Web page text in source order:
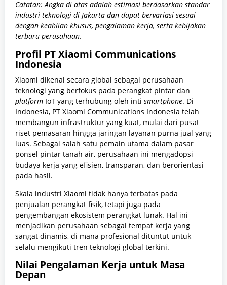
Catatan: Angka di atas adalah estimasi berdasarkan standar
industri teknologi di Jakarta dan dapat bervariasi sesuai
dengan keahlian khusus, pengalaman kerja, serta kebijakan
terbaru perusahaan.
Profil PT Xiaomi Communications
Indonesia
Xiaomi dikenal secara global sebagai perusahaan
teknologi yang berfokus pada perangkat pintar dan
platform IoT yang terhubung oleh inti smartphone. Di
Indonesia, PT Xiaomi Communications Indonesia telah
membangun infrastruktur yang kuat, mulai dari pusat
riset pemasaran hingga jaringan layanan purna jual yang
luas. Sebagai salah satu pemain utama dalam pasar
ponsel pintar tanah air, perusahaan ini mengadopsi
budaya kerja yang efisien, transparan, dan berorientasi
pada hasil.
Skala industri Xiaomi tidak hanya terbatas pada
penjualan perangkat fisik, tetapi juga pada
pengembangan ekosistem perangkat lunak. Hal ini
menjadikan perusahaan sebagai tempat kerja yang
sangat dinamis, di mana profesional dituntut untuk
selalu mengikuti tren teknologi global terkini.
Nilai Pengalaman Kerja untuk Masa
Depan